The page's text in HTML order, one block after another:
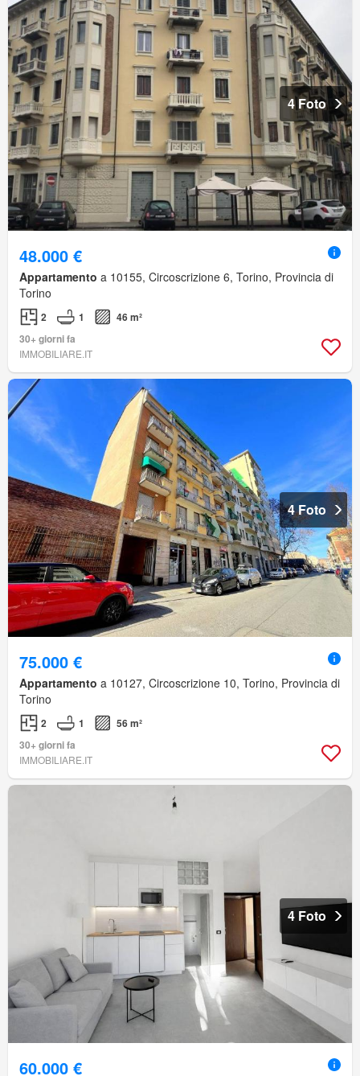
4 Foto
48.000 €
Appartamento a 10155, Circoscrizione 6, Torino, Provincia di
Torino
2 1
46 m²
30+ giorni fa
IMMOBILIARE.IT
4 Foto
75.000 €
Appartamento a 10127, Circoscrizione 10, Torino, Provincia di
Torino
2 1
56 m²
30+ giorni fa
IMMOBILIARE.IT
4 Foto
60.000 €